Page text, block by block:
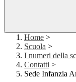
Home >
Scuola >
I numeri della
Contatti >
Sede Infanzia